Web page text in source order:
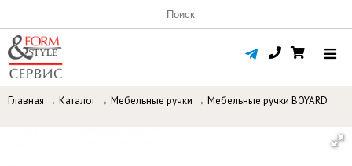
Главная → Каталог → Мебельные ручки → Мебельные ручки BOYARD